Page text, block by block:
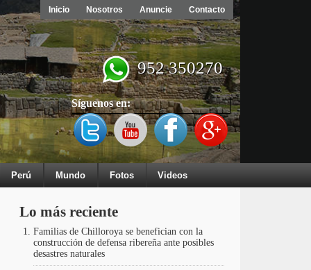
Inicio Nosotros Anuncie Contacto
952 350270
Síguenos en:
Perú Mundo Fotos Videos
Lo más reciente
Familias de Chilloroya se benefician con la
construcción de defensa ribereña ante posibles
desastres naturales